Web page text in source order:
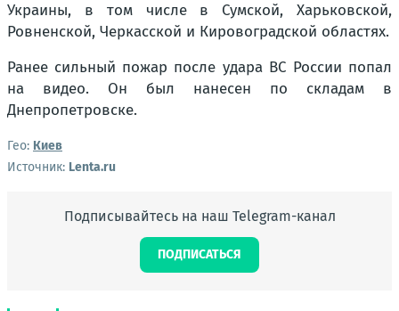
Украины, в том числе в Сумской, Харьковской,
Ровненской, Черкасской и Кировоградской областях.
Ранее сильный пожар после удара ВС России попал
на видео. Он был нанесен по складам в
Днепропетровске.
Гео: Киев
Источник: Lenta.ru
Подписывайтесь на наш Telegram-канал
ПОДПИСАТЬСЯ